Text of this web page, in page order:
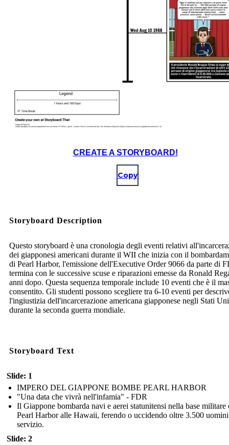
CREATE A STORYBOARD!
Copy
Storyboard Description
Questo storyboard è una cronologia degli eventi relativi
dei giapponesi americani durante il WII che inizia con il
di Pearl Harbor, l'emissione dell'Executive Order 9066 da parte di
termina con le successive scuse e riparazioni emesse da Ronald
anni dopo. Questa sequenza temporale include 10 eventi che è il
consentito. Gli studenti possono scegliere tra 6-10 eventi per
l'ingiustizia dell'incarcerazione americana giapponese negli Stati
durante la seconda guerra mondiale.
Storyboard Text
Slide: 1
IMPERO DEL GIAPPONE BOMBE PEARL HARBOR
"Una data che vivrà nell'infamia" - FDR
Il Giappone bombarda navi e aerei statunitensi nella base militare
Pearl Harbor alle Hawaii, ferendo o uccidendo oltre 3.500
servizio.
Slide: 2